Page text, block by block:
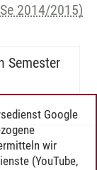
2014/2015)
Semester
Google
wir
(YouTube,